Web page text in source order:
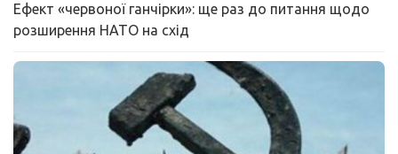
Ефект «червоної ганчірки»: ще раз до питання щодо
розширення НАТО на схід